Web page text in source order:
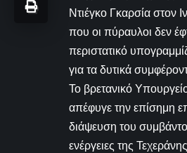
Ντιέγκο Γκαρσία στον
που οι πύραυλοι δεν
περιστατικό
για τα δυτικά
Το βρετανικό
απέφυγε την επίσημη
διάψευση του
ενέργειες της